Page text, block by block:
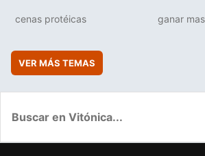
cenas protéicas ganar
VER MÁS TEMAS